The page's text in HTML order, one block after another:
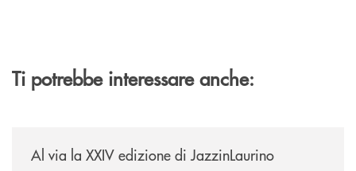
Ti potrebbe interessare anche:
Al via la XXIV edizione di JazzinLaurino